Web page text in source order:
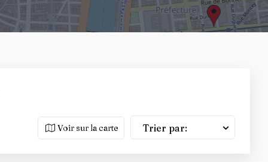
Voir sur la carte Trier par: